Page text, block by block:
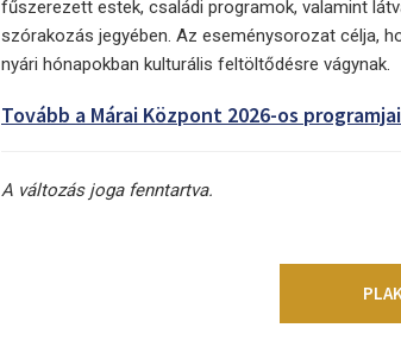
fűszerezett estek, családi programok, valamint
szórakozás jegyében. Az eseménysorozat célja,
nyári hónapokban kulturális feltöltődésre vágynak.
Tovább a Márai Központ 2026-os
A változás joga fenntartva.